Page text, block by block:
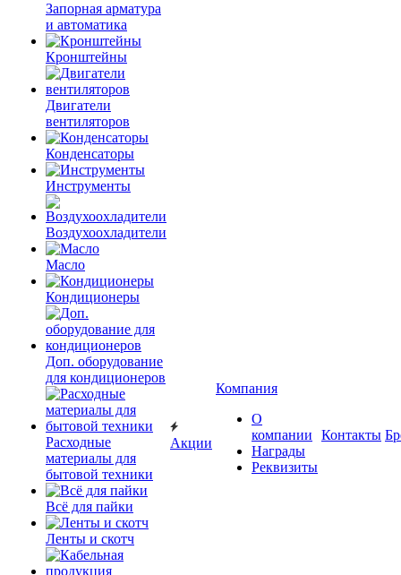
Запорная арматура
и автоматика
Кронштейны
Двигатели
вентиляторов
Конденсаторы
Инструменты
Воздухоохладители
Масло
Кондиционеры
Доп. оборудование
для кондиционеров
Расходные
материалы для
бытовой техники
Всё для пайки
Ленты и скотч
Акции
Компания
О
компании
Награды
Реквизиты
Контакты